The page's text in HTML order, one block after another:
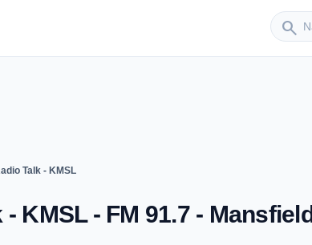
search
Talk - KMSL
KMSL - FM 91.7 -